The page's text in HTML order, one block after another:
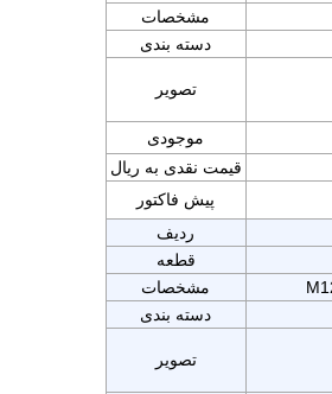
مشخصات
دسته بندی
تصویر
موجودی
قیمت نقدی به ریال
پیش فاکتور
ردیف
قطعه
مشخصات
دسته بندی
تصویر